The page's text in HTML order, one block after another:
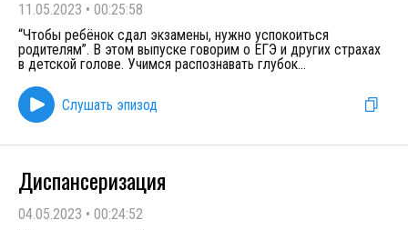
11.05.2023 • 00:25:58
“Чтобы ребёнок сдал экзамены, нужно успокоиться
родителям”. В этом выпуске говорим о ЕГЭ и других страхах
в детской голове. Учимся распознавать глубок...
Слушать эпизод
Диспансеризация
04.05.2023 • 00:24:52